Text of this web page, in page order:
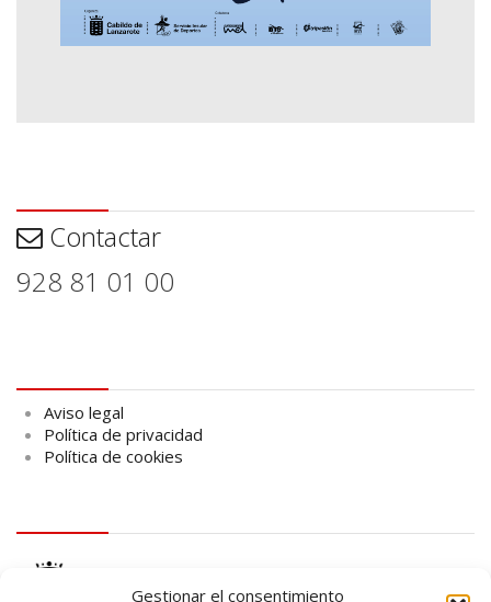
Gestionar el consentimiento
Contactar
928 81 01 00
Aviso legal
Política de privacidad
Política de cookies